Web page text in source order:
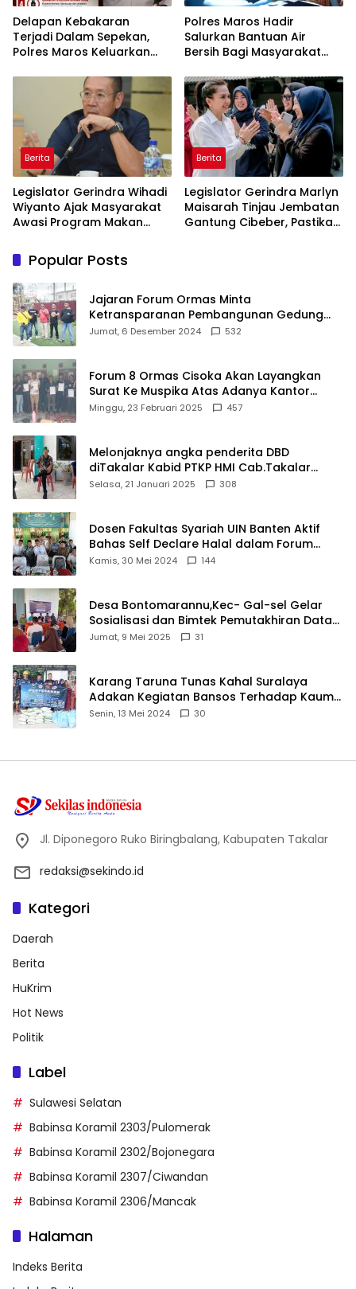
Delapan Kebakaran
Terjadi Dalam Sepekan,
Polres Maros Keluarkan
Masyarakat
Polres Maros Hadir
Salurkan Bantuan Air
Bersih Bagi Masyarakat
Di Maros
Berita
Legislator Gerindra Wihadi
Wiyanto Ajak Masyarakat
Awasi Program Makan
Sasaran
Berita
Legislator Gerindra Marlyn
Maisarah Tinjau Jembatan
Gantung Cibeber, Pastikan
Popular Posts
Jajaran Forum Ormas Minta
Ketransparanan Pembangunan Gedung
Damkar Di Kecamatan Cisoka
Jumat, 6 Desember 2024 532
Forum 8 Ormas Cisoka Akan Layangkan
Surat Ke Muspika Atas Adanya Kantor
Matel di Cisoka
Minggu, 23 Februari 2025 457
Melonjaknya angka penderita DBD
diTakalar Kabid PTKP HMI Cab.Takalar
angkat bicara
Selasa, 21 Januari 2025 308
Dosen Fakultas Syariah UIN Banten Aktif
Bahas Self Declare Halal dalam Forum
Ijtima Ulama MUI
Kamis, 30 Mei 2024 144
Desa Bontomarannu,Kec- Gal-sel Gelar
Sosialisasi dan Bimtek Pemutakhiran Data
ID
Jumat, 9 Mei 2025 31
Karang Taruna Tunas Kahal Suralaya
Adakan Kegiatan Bansos Terhadap Kaum
Dhuafa dan Anak Yatim-Piatu
Senin, 13 Mei 2024 30
Jl. Diponegoro Ruko Biringbalang, Kabupaten Takalar
redaksi@sekindo.id
Kategori
Daerah
Berita
HuKrim
Hot News
Politik
Label
Sulawesi Selatan
Babinsa Koramil 2303/Pulomerak
Babinsa Koramil 2302/Bojonegara
Babinsa Koramil 2307/Ciwandan
Babinsa Koramil 2306/Mancak
Halaman
Indeks Berita